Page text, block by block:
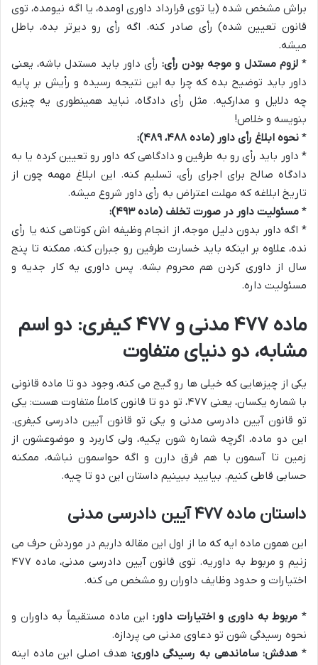
براش مشخص شده (یا توی قرارداد داوری اومده، یا اگه نیومده، توی
قانون تعیین شده) رأی صادر کنه. اگه رأی رو دیرتر بده، باطل
میشه.
*لزوم مستدل و موجه بودن رأی: رأی داور باید مستدل باشه، یعنی
داور باید توضیح بده که چرا به این نتیجه رسیده و رأیش بر پایه
چه دلایل و مدارکیه. مثل رأی دادگاه، نباید همینطوری یه چیزی
بنویسه و خلاص!
* نحوه ابلاغ رأی داور (ماده ۴۸۸، ۴۸۹):
* داور باید رأی رو به طرفین و دادگاهی که داور رو تعیین کرده یا به
دادگاه صالح برای اجرای رأی، تسلیم کنه. این ابلاغ مهمه چون از
تاریخ ابلاغه که مهلت اعتراض به رأی داور شروع میشه.
* مسئولیت داور در صورت تخلف (ماده ۴۹۳):
* اگه داور بدون دلیل موجه، از انجام وظیفه اش کوتاهی کنه یا رأی
نده، علاوه بر اینکه باید خسارت طرفین رو جبران کنه، ممکنه تا پنج
سال از داوری کردن هم محروم بشه. پس داوری یه کار جدیه و
مسئولیت داره.
ماده ۴۷۷ مدنی و ۴۷۷ کیفری: دو اسم
مشابه، دو دنیای متفاوت
یکی از چیزهایی که خیلی ها رو گیج می کنه، وجود دو تا ماده قانونی
با شماره یکسان، یعنی ۴۷۷، تو دو تا قانون کاملاً متفاوت هست: یکی
تو قانون آیین دادرسی مدنی و یکی تو قانون آیین دادرسی کیفری.
این دو ماده، اگرچه شماره شون یکیه، ولی کاربرد و موضوعشون از
زمین تا آسمون با هم فرق دارن و اگه حواسمون نباشه، ممکنه
حسابی قاطی کنیم. بیایید ببینیم داستان این دو تا چیه.
داستان ماده ۴۷۷ آیین دادرسی مدنی
این همون ماده ایه که ما از اول این مقاله داریم در موردش حرف می
زنیم و مربوط به داوریه. توی قانون آیین دادرسی مدنی، ماده ۴۷۷
اختیارات و حدود وظایف داوران رو مشخص می کنه.
* مربوط به داوری و اختیارات داور: این ماده مستقیماً به داوران و
نحوه رسیدگی شون تو دعاوی مدنی می پردازه.
* هدفش: ساماندهی به رسیدگی داوری: هدف اصلی این ماده اینه